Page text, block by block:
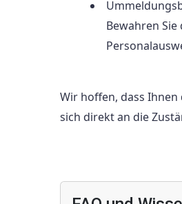
Bewahren
Wir hoffen, dass
sich direkt an die